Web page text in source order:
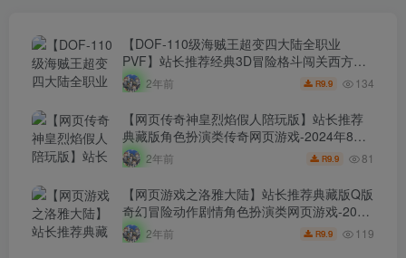
【DOF-110级海贼王超变四大陆全职业
PVF】站长推荐经典3D冒险格斗闯关西方魔
幻端游-2024年8月8日最新打包Linux服务端
源码视频架设教程-等级补丁-配套完整客户
端！
2年前 R9.9 134
【网页传奇神皇烈焰假人陪玩版】站长推荐
典藏版角色扮演类传奇网页游戏-2024年8月8
日最新打包Wn服务端源码视频架设教程-配套
GM工具！
2年前 R9.9 81
【网页游戏之洛雅大陆】站长推荐典藏版Q版
奇幻冒险动作剧情角色扮演类网页游戏-2024
年8月7日最新打包Wn服务端源码视频架设教
程-微端-GM工具-详细外网教程！
2年前 R9.9 119